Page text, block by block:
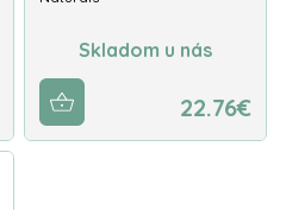
Skladom u nás
22.76€